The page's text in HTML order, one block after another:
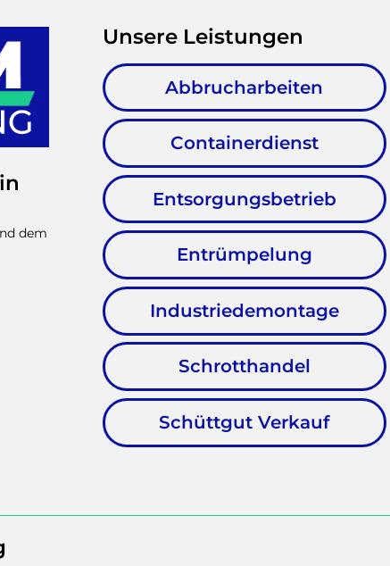
dem
Unsere Leistungen
Abbrucharbeiten
Containerdienst
Entsorgungsbetrieb
Entrümpelung
Industriedemontage
Schrotthandel
Schüttgut Verkauf